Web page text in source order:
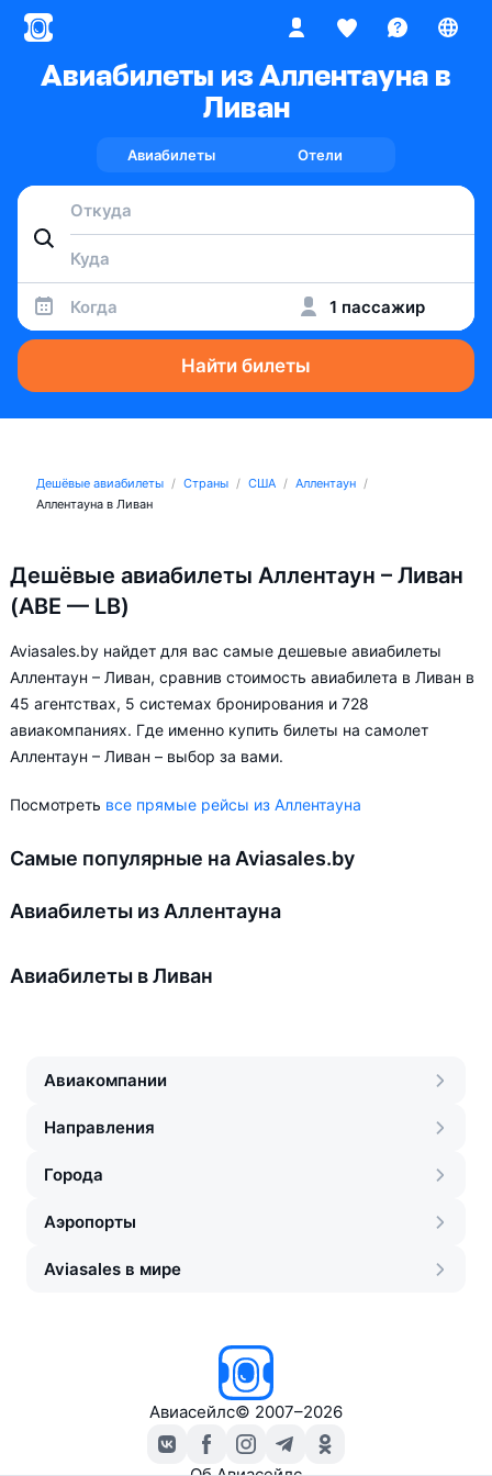
Авиабилеты из Аллентауна в
Ливан
Авиабилеты Отели
Когда 1 пассажир
Найти билеты
Дешёвые авиабилеты Страны США
Аллентаун
Аллентауна в Ливан
Дешёвые авиабилеты Аллентаун – Ливан
(ABE — LB)
Aviasales.by найдет для вас самые дешевые авиабилеты
Аллентаун – Ливан, сравнив стоимость авиабилета в Ливан в
45 агентствах, 5 системах бронирования и 728
авиакомпаниях. Где именно купить билеты на самолет
Аллентаун – Ливан – выбор за вами.
Посмотреть все прямые рейсы из Аллентауна
Самые популярные на Aviasales.by
Авиабилеты из Аллентауна
Авиабилеты в Ливан
Авиакомпании
Направления
Города
Аэропорты
Aviasales в мире
Авиасейлс© 2007–2026